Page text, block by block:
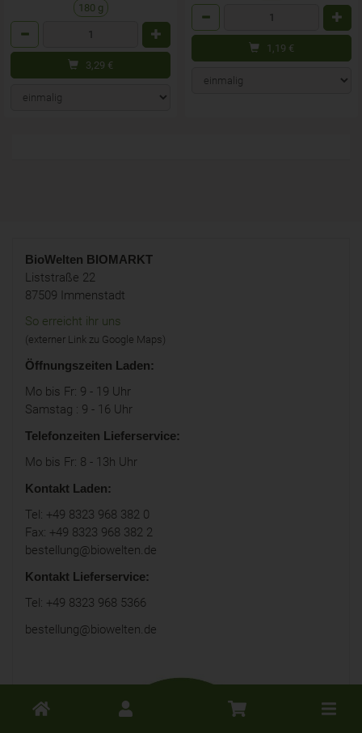
180 g
3,29 €
1,19 €
BioWelten BIOMARKT
Liststraße 22
87509 Immenstadt
So erreicht ihr uns
(externer Link zu Google Maps)
Öffnungszeiten Laden:
Mo bis Fr: 9 - 19 Uhr
Samstag : 9 - 16 Uhr
Telefonzeiten Lieferservice:
Mo bis Fr: 8 - 13h Uhr
Kontakt Laden:
Tel: +49 8323 968 382 0
Fax: +49 8323 968 382 2
bestellung@biowelten.de
Kontakt Lieferservice:
Tel: +49 8323 968 5366
bestellung@biowelten.de
Toggle